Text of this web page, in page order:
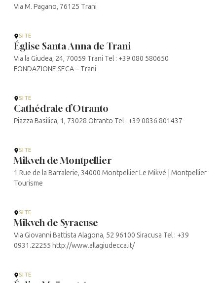
Via M. Pagano, 76125 Trani
SITE
Église Santa Anna de Trani
Via la Giudea, 24, 70059 Trani Tel : +39 080 580650
FONDAZIONE SECA – Trani
SITE
Cathédrale d’Otranto
Piazza Basilica, 1, 73028 Otranto Tel : +39 0836 801437
SITE
Mikveh de Montpellier
1 Rue de la Barralerie, 34000 Montpellier Le Mikvé | Montpellier
Tourisme
SITE
Mikveh de Syracuse
Via Giovanni Battista Alagona, 52 96100 Siracusa Tel : +39
0931.22255 http://www.allagiudecca.it/
SITE